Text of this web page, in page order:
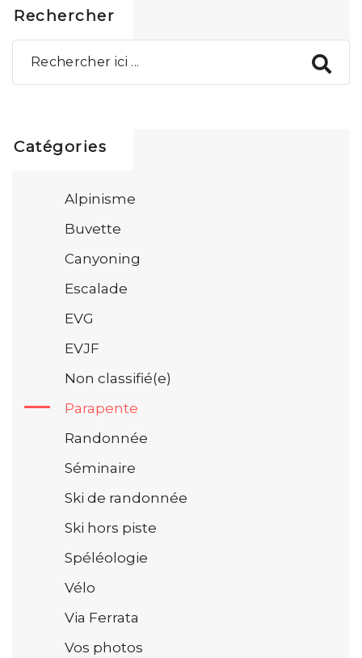
Rechercher
Catégories
Alpinisme
Buvette
Canyoning
Escalade
EVG
EVJF
Non classifié(e)
Parapente
Randonnée
Séminaire
Ski de randonnée
Ski hors piste
Spéléologie
Vélo
Via Ferrata
Vos photos